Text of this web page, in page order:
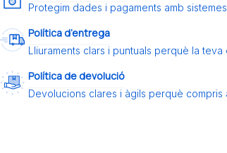
Protegim dades i pagaments amb
Política d’entrega
Lliuraments clars i puntuals perquè la
Política de devolució
Devolucions clares i àgils perquè compris